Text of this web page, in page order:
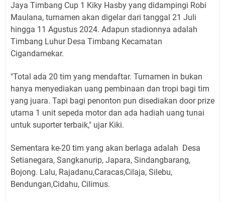
Jaya Timbang Cup 1 Kiky Hasby yang didampingi Robi
Maulana, turnamen akan digelar dari tanggal 21 Juli
hingga 11 Agustus 2024. Adapun stadionnya adalah
Timbang Luhur Desa Timbang Kecamatan
Cigandamekar.
"Total ada 20 tim yang mendaftar. Turnamen in bukan
hanya menyediakan uang pembinaan dan tropi bagi tim
yang juara. Tapi bagi penonton pun disediakan door prize
utama 1 unit sepeda motor dan ada hadiah uang tunai
untuk suporter terbaik," ujar Kiki.
Sementara ke-20 tim yang akan berlaga adalah Desa
Setianegara, Sangkanurip, Japara, Sindangbarang,
Bojong. Lalu, Rajadanu,Caracas,Cilaja, Silebu,
Bendungan,Cidahu, Cilimus.